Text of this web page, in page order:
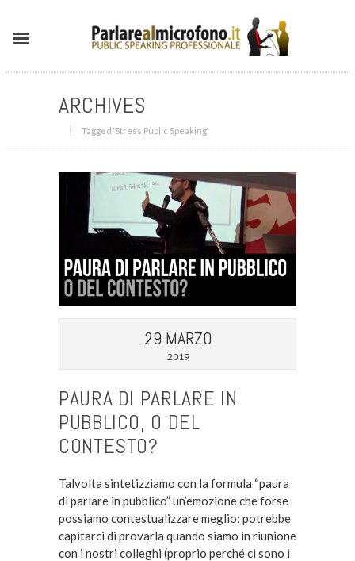
ARCHIVES
Tagged ‘Stress Public Speaking‘
29 MARZO
2019
PAURA DI PARLARE IN
PUBBLICO, O DEL
CONTESTO?
Talvolta sintetizziamo con la formula “paura
di parlare in pubblico” un’emozione che forse
possiamo contestualizzare meglio: potrebbe
capitarci di provarla quando siamo in riunione
con i nostri colleghi (proprio perché ci sono i